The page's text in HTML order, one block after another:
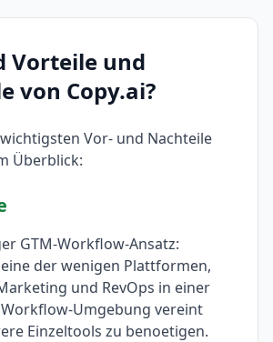
Vorteile und
von Copy.ai?
Vor- und Nachteile
Überblick:
GTM-Workflow-Ansatz:
eine der wenigen Plattformen,
und RevOps in einer
Umgebung vereint
Einzeltools zu benoetigen.